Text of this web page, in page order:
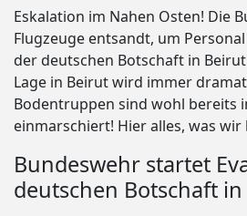
Eskalation im Nahen Osten! Die
Flugzeuge entsandt, um
der deutschen Botschaft in
Lage in Beirut wird immer
Bodentruppen sind wohl bereits
einmarschiert! Hier alles, was wir
Bundeswehr startet
deutschen Botschaft